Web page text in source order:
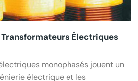
Transformateurs Électriques
monophasés jouent un
électrique et les